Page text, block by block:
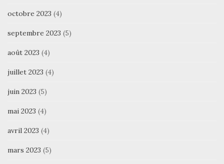
octobre 2023 (4)
septembre 2023 (5)
août 2023 (4)
juillet 2023 (4)
juin 2023 (5)
mai 2023 (4)
avril 2023 (4)
mars 2023 (5)